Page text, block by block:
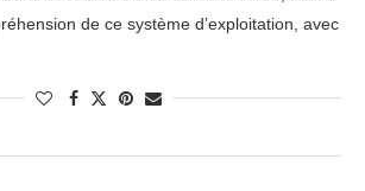
de ce système d’exploitation, avec